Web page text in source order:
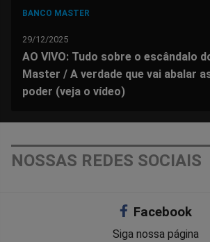
BANCO MASTER
29/12/2025
AO VIVO: Tudo sobre o escândalo
Master / A verdade que vai abalar
poder (veja o vídeo)
NOSSAS REDES SOCIAIS
Facebook
Siga nossa página